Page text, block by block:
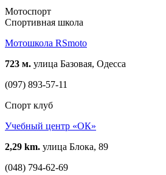
Мотоспорт
Спортивная школа
Мотошкола RSmoto
723 м. улица Базовая, Одесса
(097) 893-57-11
Спорт клуб
Учебный центр «ОК»
2,29 km. улица Блока, 89
(048) 794-62-69